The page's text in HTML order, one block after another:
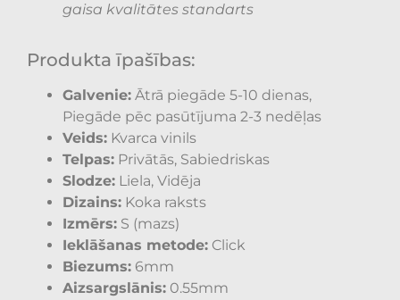
gaisa kvalitātes standarts
Produkta īpašības:
Galvenie: Ātrā piegāde 5-10 dienas,
Piegāde pēc pasūtījuma 2-3 nedēļas
Veids: Kvarca vinils
Telpas: Privātās, Sabiedriskas
Slodze: Liela, Vidēja
Dizains: Koka raksts
Izmērs: S (mazs)
Ieklāšanas metode: Click
Biezums: 6mm
Aizsargslānis: 0.55mm